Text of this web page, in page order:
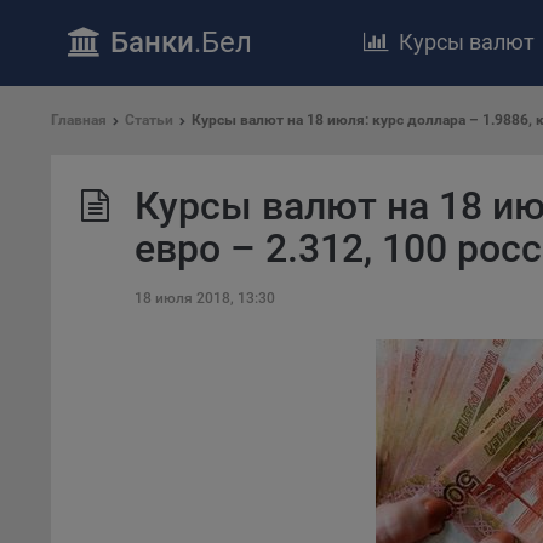
Банки.Бел Курсы валют
Главная Статьи Курсы валют на 18 июля: курс доллара – 1.9886,
Курсы валют на 18
евро – 2.312, 100
18 июля 2018, 13:30